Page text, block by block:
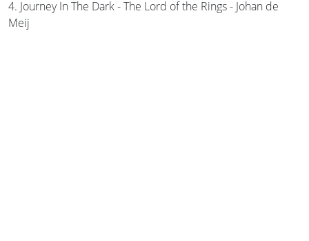
4. Journey In The Dark - The Lord of the Rings - Johan de
Meij